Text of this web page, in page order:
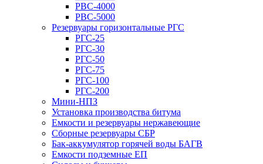
РВС-4000
РВС-5000
Резервуары горизонтальные РГС
РГС-25
РГС-30
РГС-50
РГС-75
РГС-100
РГС-200
Мини-НПЗ
Установка производства битума
Емкости и резервуары нержавеющие
Сборные резервуары СБР
Бак-аккумулятор горячей воды БАГВ
Емкости подземные ЕП